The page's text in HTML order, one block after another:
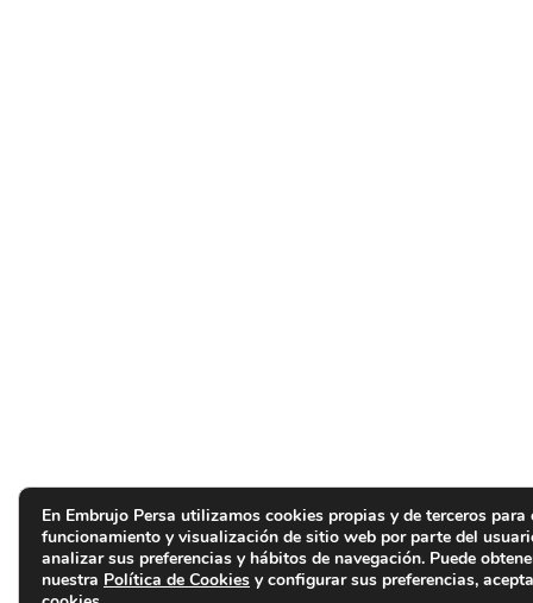
En Embrujo Persa utilizamos cookies propias y de terceros para
funcionamiento y visualización de sitio web por parte del
analizar sus preferencias y hábitos de navegación. Puede
nuestra Política de Cookies y configurar sus preferencias,